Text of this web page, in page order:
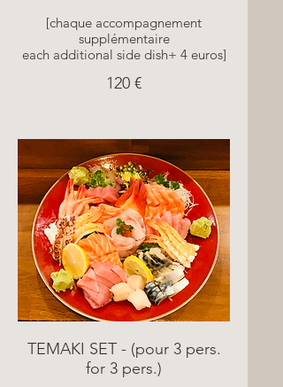
[chaque accompagnement
supplémentaire
each additional side dish+ 4 euros]
120 €
TEMAKI SET - (pour 3 pers.
for 3 pers.)